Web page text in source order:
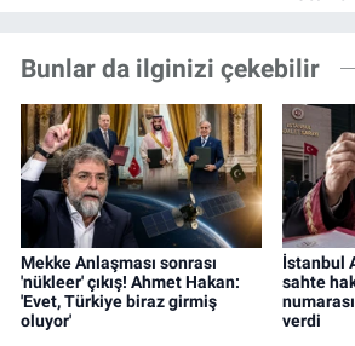
Bunlar da ilginizi çekebilir
Mekke Anlaşması sonrası
'nükleer' çıkış! Ahmet Hakan:
'Evet, Türkiye biraz girmiş
oluyor'
İstanbul
sahte
verdi